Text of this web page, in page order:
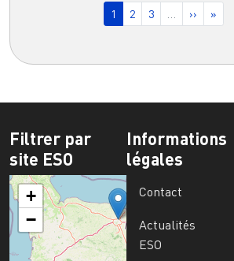
Page courante
1 Page
2 Page
3 Page
›› »
Filtrer par
site ESO
+
−
Informations
légales
Contact
Actualités
ESO